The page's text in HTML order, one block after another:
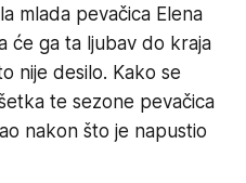
mlada pevačica Elena
će ga ta ljubav do kraja
nije desilo. Kako se
te sezone pevačica
nakon što je napustio